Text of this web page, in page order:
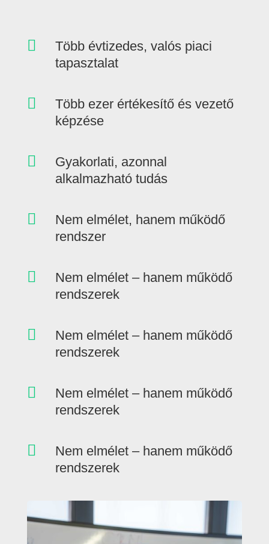

Több évtizedes, valós piaci
tapasztalat

Több ezer értékesítő és vezető
képzése

Gyakorlati, azonnal
alkalmazható tudás

Nem elmélet, hanem működő
rendszer

Nem elmélet – hanem működő
rendszerek

Nem elmélet – hanem működő
rendszerek

Nem elmélet – hanem működő
rendszerek

Nem elmélet – hanem működő
rendszerek